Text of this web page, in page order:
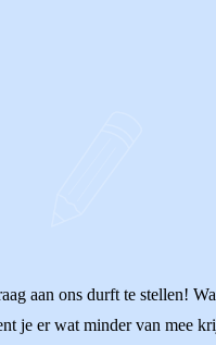
aan ons durft te stellen!
je er wat minder van mee